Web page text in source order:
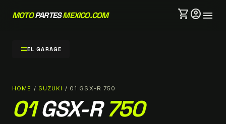
MOTOPARTESMEXICO.COM shopping_cartaccount_circlemenu
menuEL GARAGE
HOME / SUZUKI / 01 GSX-R 750
01 GSX-R 750